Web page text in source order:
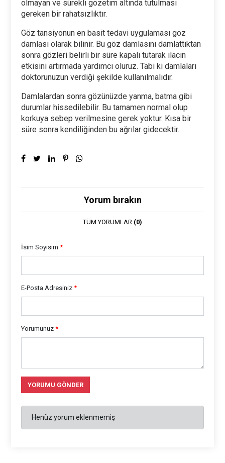
olmayan ve sürekli gözetim altında tutulması
gereken bir rahatsızlıktır.
Göz tansiyonun en basit tedavi uygulaması göz
damlası olarak bilinir. Bu göz damlasını damlattıktan
sonra gözleri belirli bir süre kapalı tutarak ilacın
etkisini artırmada yardımcı oluruz. Tabi ki damlaları
doktorunuzun verdiği şekilde kullanılmalıdır.
Damlalardan sonra gözünüzde yanma, batma gibi
durumlar hissedilebilir. Bu tamamen normal olup
korkuya sebep verilmesine gerek yoktur. Kısa bir
süre sonra kendiliğinden bu ağrılar gidecektir.
Yorum bırakın
TÜM YORUMLAR (0)
İsim Soyisim*
E-Posta Adresiniz*
Yorumunuz*
YORUMU GÖNDER
Henüz yorum eklenmemiş